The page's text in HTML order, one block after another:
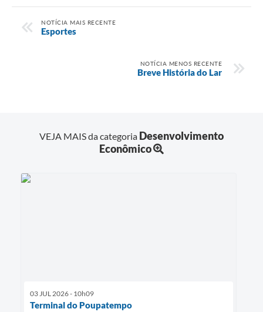
NOTÍCIA MAIS RECENTE
Esportes
NOTÍCIA MENOS RECENTE
Breve História do Lar
VEJA MAIS da categoria Desenvolvimento
Econômico
03 JUL 2026 - 10h09
Terminal do Poupatempo